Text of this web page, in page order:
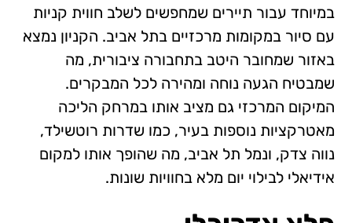
במיוחד עבור תיירים שמחפשים לשלב חווית קניות
עם סיור במקומות מרכזיים בתל אביב. הקניון נמצא
באזור שמחובר היטב בתחבורה ציבורית, מה
שמבטיח הגעה נוחה ומהירה לכל המבקרים.
המיקום המרכזי גם מציב אותו במרחק הליכה
מאטרקציות נוספות בעיר, כמו שדרות רוטשילד,
נווה צדק, ונמל תל אביב, מה שהופך אותו למקום
אידיאלי לבילוי יום מלא בחוויות שונות.